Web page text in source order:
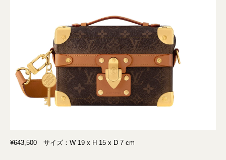
¥643,500 サイズ：W 19 x H 15 x D 7 cm